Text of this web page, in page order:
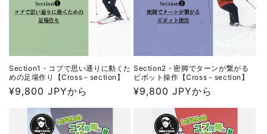
Section1・コブで思い通りに動くた
めの足場作り【Cross－section】
通
¥9,800 JPYから
Section2・密脚でターンが繋がる
ピボット操作【Cross－section】
通
¥9,800 JPYから